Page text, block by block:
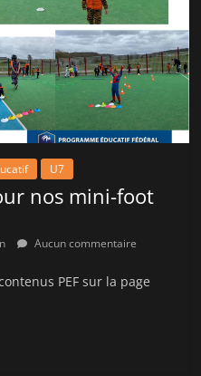
U7
nos mini-foot
Aucun commentaire
PEF sur la page